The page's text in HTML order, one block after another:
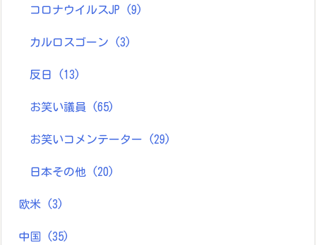
コロナウイルスJP (9)
カルロスゴーン (3)
反日 (13)
お笑い議員 (65)
お笑いコメンテーター (29)
日本その他 (20)
欧米 (3)
中国 (35)